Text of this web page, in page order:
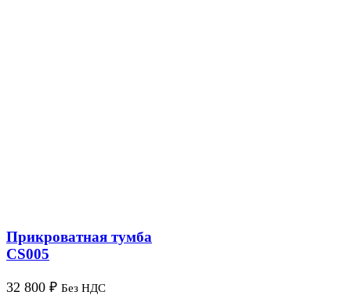
Прикроватная тумба
CS005
32 800 ₽ Без НДС